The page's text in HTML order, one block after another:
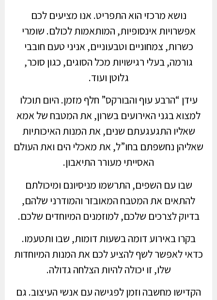
נושא מרכזי הוא התפריט. אנו מציעים לכם
אפשרויות אינסופיות, המותאמות לכולם. שומרי
כשרות, צמחוניים וטבעוניים, אניני טעם חובבי
גורמה, בעלי רגישויות מכל הסוגים, כגון סוכר,
גלוטן ועוד.
עידן “הרבע עוף והבורקס” חלף מזמן. היום תוכלו
למצוא בגני האירועים בשרון, את המטבח של אמא
שאליו התגעגעתם שנים, את המנות האיכותיות
שאליהן נחשפתם בחו”ל, את מאכלי הים ואת העולם
האסייתי מעורר התיאבון.
שבו עם השפים, התרשמו מניסיונם ומיכולתם
להתאים את המטבח המאובזר והמודרני שלהם,
בדיוק לצרכים שלכם, למוזמנים המיוחדים שלכם.
בקרו באירוע דומה בשעות דומות, שבו ותטעמו.
כדאי לאפשר לשף להציע לכם את המנות המיוחדות
שלו, זו יכולה להיות הצלחה גדולה.
הקדישו מחשבה וזמן לפגישה עם אנשי העיצוב. גם